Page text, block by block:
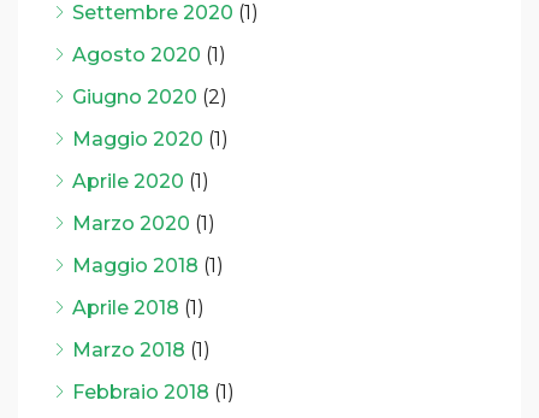
Settembre 2020 (1)
Agosto 2020 (1)
Giugno 2020 (2)
Maggio 2020 (1)
Aprile 2020 (1)
Marzo 2020 (1)
Maggio 2018 (1)
Aprile 2018 (1)
Marzo 2018 (1)
Febbraio 2018 (1)